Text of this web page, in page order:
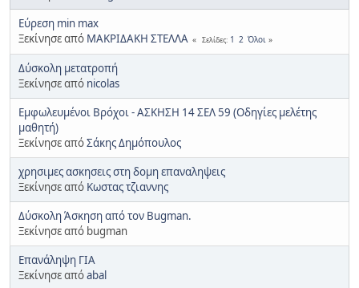
Εύρεση min max
Ξεκίνησε από ΜΑΚΡΙΔΑΚΗ ΣΤΕΛΛΑ Σελίδες 1 2 Όλοι
Δύσκολη μετατροπή
Ξεκίνησε από nicolas
Εμφωλευμένοι Βρόχοι - ΑΣΚΗΣΗ 14 ΣΕΛ 59 (Οδηγίες μελέτης
μαθητή)
Ξεκίνησε απόΣάκης Δημόπουλος
χρησιμες ασκησεις στη δομη επαναληψεις
Ξεκίνησε από Κωστας τζιαννης
Δύσκολη Άσκηση από τον Bugman.
Ξεκίνησε από bugman
Επανάληψη ΓΙΑ
Ξεκίνησε απόabal